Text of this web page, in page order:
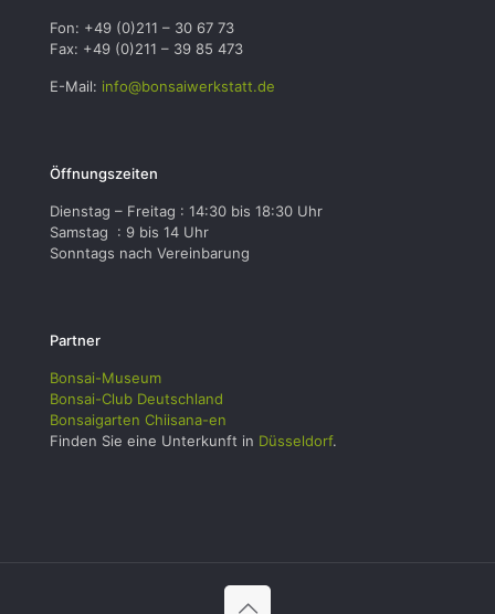
Fon: +49 (0)211 – 30 67 73
Fax: +49 (0)211 – 39 85 473
E-Mail: info@bonsaiwerkstatt.de
Öffnungszeiten
Dienstag – Freitag : 14:30 bis 18:30 Uhr
Samstag : 9 bis 14 Uhr
Sonntags nach Vereinbarung
Partner
Bonsai-Museum
Bonsai-Club Deutschland
Bonsaigarten Chiisana-en
Finden Sie eine Unterkunft in Düsseldorf.